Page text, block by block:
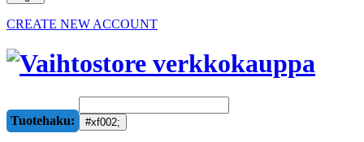
CREATE NEW ACCOUNT
Tuotehaku: